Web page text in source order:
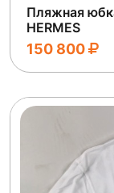
Пляжная
HERMES
150 800